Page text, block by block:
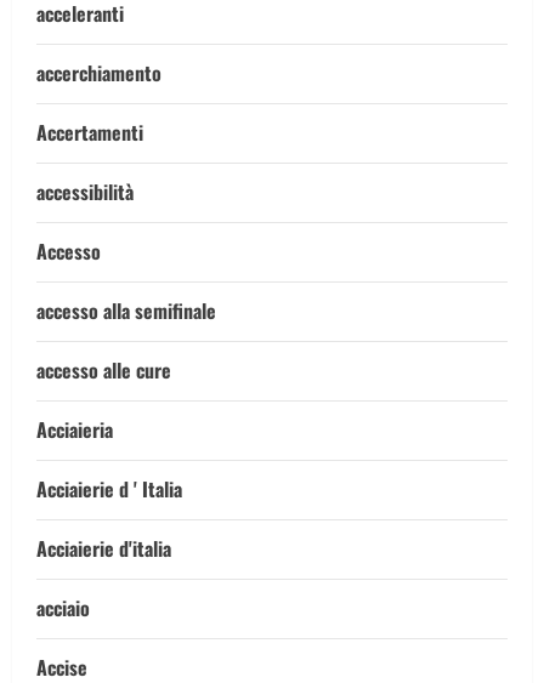
acceleranti
accerchiamento
Accertamenti
accessibilità
Accesso
accesso alla semifinale
accesso alle cure
Acciaieria
Acciaierie d ' Italia
Acciaierie d'italia
acciaio
Accise